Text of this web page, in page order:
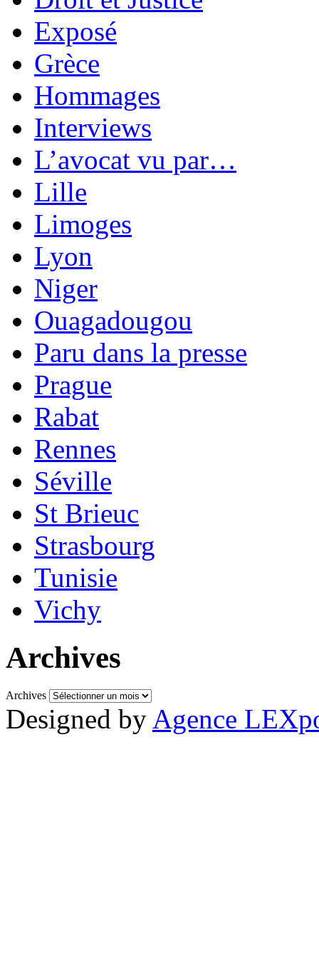
Exposé
Grèce
Hommages
Interviews
L’avocat vu par…
Lille
Limoges
Lyon
Niger
Ouagadougou
Paru dans la presse
Prague
Rabat
Rennes
Séville
St Brieuc
Strasbourg
Tunisie
Vichy
Archives
Archives
Designed by Agence